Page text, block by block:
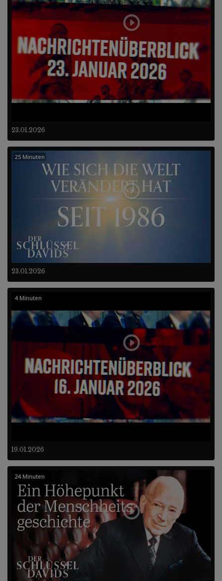
23.01.2026
23.01.2026
25 Minuten
19.01.2026
4 Minuten
24 Minuten